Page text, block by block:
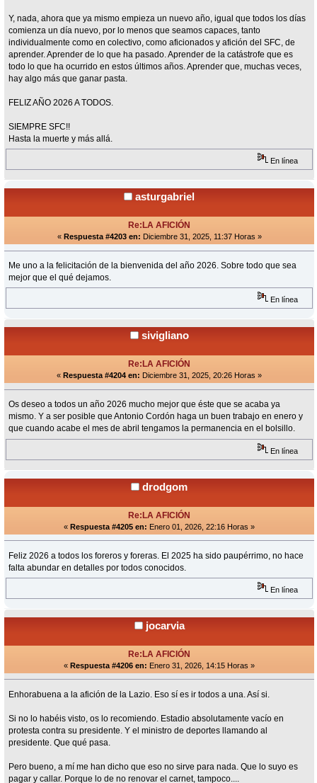
Y, nada, ahora que ya mismo empieza un nuevo año, igual que todos los días
comienza un día nuevo, por lo menos que seamos capaces, tanto
individualmente como en colectivo, como aficionados y afición del SFC, de
aprender. Aprender de lo que ha pasado. Aprender de la catástrofe que es
todo lo que ha ocurrido en estos últimos años. Aprender que, muchas veces,
hay algo más que ganar pasta.
FELIZ AÑO 2026 A TODOS.
SIEMPRE SFC!!
Hasta la muerte y más allá.
En línea
asturgabriel
Re:LA AFICIÓN
« Respuesta #4203 en: Diciembre 31, 2025, 11:37 Horas »
Me uno a la felicitación de la bienvenida del año 2026. Sobre todo que sea
mejor que el qué dejamos.
En línea
sivigliano
Re:LA AFICIÓN
« Respuesta #4204 en: Diciembre 31, 2025, 20:26 Horas »
Os deseo a todos un año 2026 mucho mejor que éste que se acaba ya
mismo. Y a ser posible que Antonio Cordón haga un buen trabajo en enero y
que cuando acabe el mes de abril tengamos la permanencia en el bolsillo.
En línea
drodgom
Re:LA AFICIÓN
« Respuesta #4205 en: Enero 01, 2026, 22:16 Horas »
Feliz 2026 a todos los foreros y foreras. El 2025 ha sido paupérrimo, no hace
falta abundar en detalles por todos conocidos.
En línea
jocarvia
Re:LA AFICIÓN
« Respuesta #4206 en: Enero 31, 2026, 14:15 Horas »
Enhorabuena a la afición de la Lazio. Eso sí es ir todos a una. Así si.
Si no lo habéis visto, os lo recomiendo. Estadio absolutamente vacío en
protesta contra su presidente. Y el ministro de deportes llamando al
presidente. Que qué pasa.
Pero bueno, a mí me han dicho que eso no sirve para nada. Que lo suyo es
pagar y callar. Porque lo de no renovar el carnet, tampoco....